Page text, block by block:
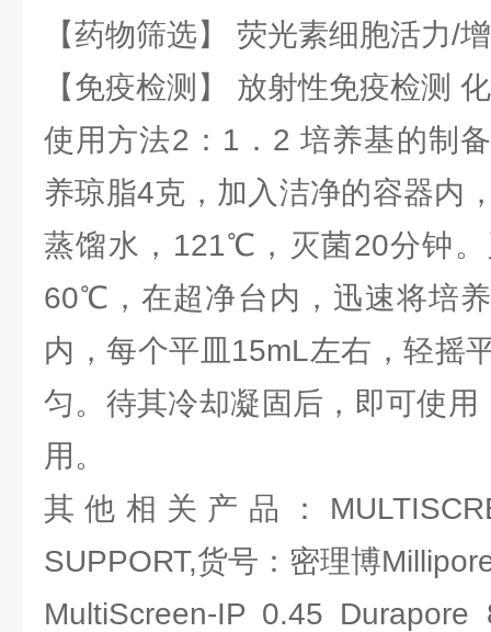
【药物筛选】 荧光素细胞活力/
【免疫检测】 放射性免疫检测
使用方法2：1．2 培养基的制
养琼脂4克，加入洁净的容器内
蒸馏水，121℃，灭菌20分钟
60℃，在超净台内，迅速将培
内，每个平皿15mL左右，轻摇
匀。待其冷却凝固后，即可使
用。
其他相关产品：
SUPPORT,货号：密理博
MultiScreen-IP 0.45 Durapore